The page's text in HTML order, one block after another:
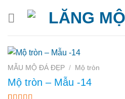
MẪU MỘ ĐÁ ĐẸP / Mộ tròn
Mộ tròn – Mẫu -14